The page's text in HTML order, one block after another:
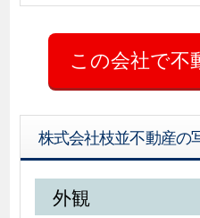
株式会社枝並不動産の
外観